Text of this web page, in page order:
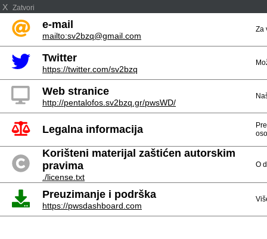
X Zatvori
e-mail
mailto:sv2bzq@gmail.com
Za
Twitter
https://twitter.com/sv2bzq
Web stranice
http://pentalofos.sv2bzq.gr/pwsWD/
Legalna informacija
Korišteni materijal zaštićen autorskim
pravima
./license.txt
O
Preuzimanje i podrška
https://pwsdashboard.com